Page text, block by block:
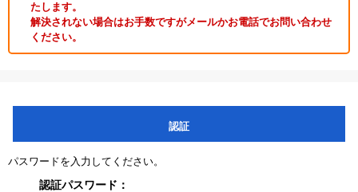
たします。
解決されない場合はお手数ですがメールかお電話でお問い合わせ
ください。
認証
パスワードを入力してください。
認証パスワード：